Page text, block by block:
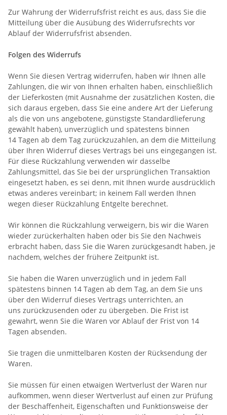
Zur Wahrung der Widerrufsfrist reicht es aus, dass Sie die
Mitteilung über die Ausübung des Widerrufsrechts vor
Ablauf der Widerrufsfrist absenden.
Folgen des Widerrufs
Wenn Sie diesen Vertrag widerrufen, haben wir Ihnen alle
Zahlungen, die wir von Ihnen erhalten haben, einschließlich
der Lieferkosten (mit Ausnahme der zusätzlichen Kosten, die
sich daraus ergeben, dass Sie eine andere Art der Lieferung
als die von uns angebotene, günstigste Standardlieferung
gewählt haben), unverzüglich und spätestens binnen
14 Tagen ab dem Tag zurückzuzahlen, an dem die Mitteilung
über Ihren Widerruf dieses Vertrags bei uns eingegangen ist.
Für diese Rückzahlung verwenden wir dasselbe
Zahlungsmittel, das Sie bei der ursprünglichen Transaktion
eingesetzt haben, es sei denn, mit Ihnen wurde ausdrücklich
etwas anderes vereinbart; in keinem Fall werden Ihnen
wegen dieser Rückzahlung Entgelte berechnet.
Wir können die Rückzahlung verweigern, bis wir die Waren
wieder zurückerhalten haben oder bis Sie den Nachweis
erbracht haben, dass Sie die Waren zurückgesandt haben, je
nachdem, welches der frühere Zeitpunkt ist.
Sie haben die Waren unverzüglich und in jedem Fall
spätestens binnen 14 Tagen ab dem Tag, an dem Sie uns
über den Widerruf dieses Vertrags unterrichten, an
uns zurückzusenden oder zu übergeben. Die Frist ist
gewahrt, wenn Sie die Waren vor Ablauf der Frist von 14
Tagen absenden.
Sie tragen die unmittelbaren Kosten der Rücksendung der
Waren.
Sie müssen für einen etwaigen Wertverlust der Waren nur
aufkommen, wenn dieser Wertverlust auf einen zur Prüfung
der Beschaffenheit, Eigenschaften und Funktionsweise der